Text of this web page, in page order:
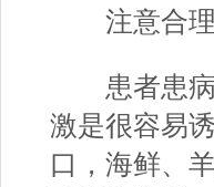
注意合理
患者患病
激是很容易
口，海鲜、